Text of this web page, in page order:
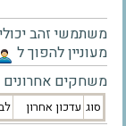
משתמשי זהב
מעוניין להפוך ל
משחקים
סוג עדכון אחרון